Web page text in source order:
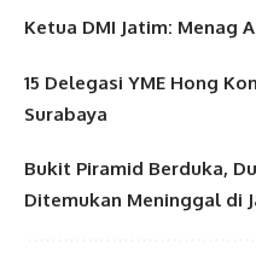
Ketua DMI Jatim: Menag
15 Delegasi YME Hong
Surabaya
Bukit Piramid Berduka,
Ditemukan Meninggal di